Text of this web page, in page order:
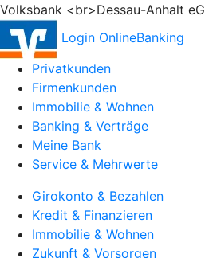
Volksbank <br>Dessau-Anhalt eG
Login OnlineBanking
Privatkunden
Firmenkunden
Immobilie & Wohnen
Banking & Verträge
Meine Bank
Service & Mehrwerte
Girokonto & Bezahlen
Kredit & Finanzieren
Immobilie & Wohnen
Zukunft & Vorsorgen